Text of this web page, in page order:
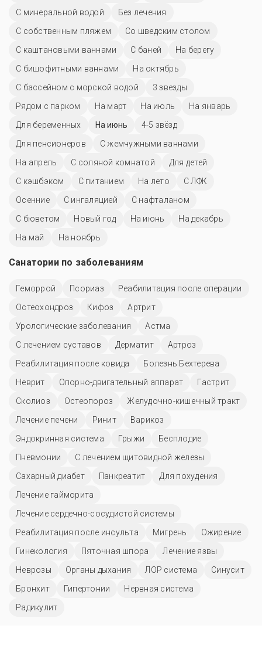
С минеральной водой
Без лечения
С собственным пляжем
Со шведским столом
С каштановыми ваннами
С баней
На берегу
С бишофитными ваннами
На октябрь
С бассейном с морской водой
3 звезды
Рядом с парком
На март На июль
На январь
Для беременных
На июнь
4-5 звёзд
Для пенсионеров
С жемчужными ваннами
На апрель
С соляной комнатой
Для детей
С кэшбэком
С питанием На лето
С ЛФК
Осенние
С ингаляцией
С нафталаном
С бюветом
Новый год На июнь
На декабрь
На май
На ноябрь
Санатории по заболеваниям
Геморрой Псориаз
Реабилитация после операции
Остеохондроз
Кифоз
Артрит
Урологические заболевания
Астма
С лечением суставов
Дерматит
Артроз
Реабилитация после ковида
Болезнь Бехтерева
Неврит
Опорно-двигательный аппарат
Гастрит
Сколиоз
Остеопороз
Желудочно-кишечный тракт
Лечение печени
Ринит
Варикоз
Эндокринная система
Грыжи
Бесплодие
Пневмонии
С лечением щитовидной железы
Сахарный диабет
Панкреатит
Для похудения
Лечение гайморита
Лечение сердечно-сосудистой системы
Реабилитация после инсульта
Мигрень
Ожирение
Гинекология
Пяточная шпора
Лечение язвы
Неврозы
Органы дыхания ЛОР система
Синусит
Бронхит
Гипертонии
Нервная система
Радикулит